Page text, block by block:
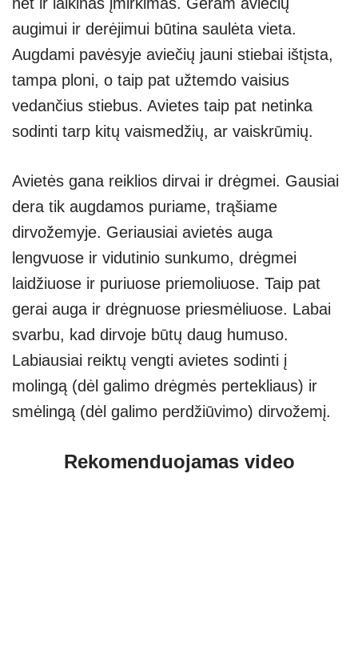
augimui ir derėjimui būtina saulėta vieta.
Augdami pavėsyje aviečių jauni stiebai ištįsta,
tampa ploni, o taip pat užtemdo vaisius
vedančius stiebus. Avietes taip pat netinka
sodinti tarp kitų vaismedžių, ar vaiskrūmių.
Avietės gana reiklios dirvai ir drėgmei. Gausiai
dera tik augdamos puriame, trąšiame
dirvožemyje. Geriausiai avietės auga
lengvuose ir vidutinio sunkumo, drėgmei
laidžiuose ir puriuose priemoliuose. Taip pat
gerai auga ir drėgnuose priesmėliuose. Labai
svarbu, kad dirvoje būtų daug humuso.
Labiausiai reiktų vengti avietes sodinti į
molingą (dėl galimo drėgmės pertekliaus) ir
smėlingą (dėl galimo perdžiūvimo) dirvožemį.
Rekomenduojamas video